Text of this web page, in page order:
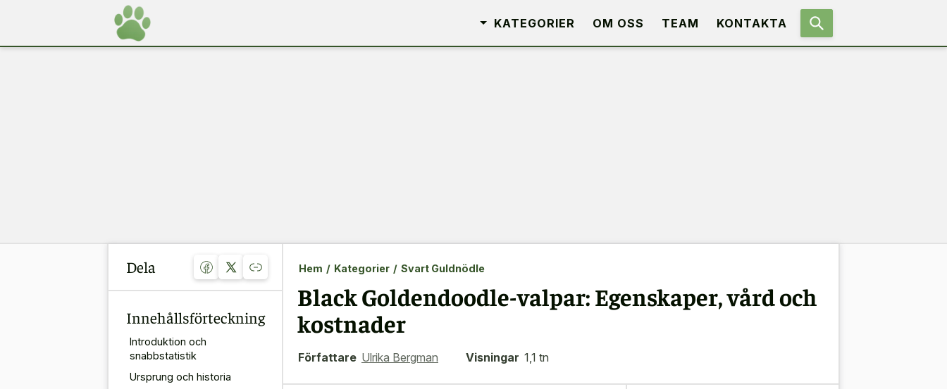
KATEGORIER OM OSS TEAM KONTAKTA
Dela
Innehållsförteckning
Introduktion och
snabbstatistik
Ursprung och historia
Hem / Kategorier / Svart Guldnödle
Black Goldendoodle-valpar: Egenskaper, vård och
kostnader
Författare Ulrika Bergman Visningar 1,1 tn